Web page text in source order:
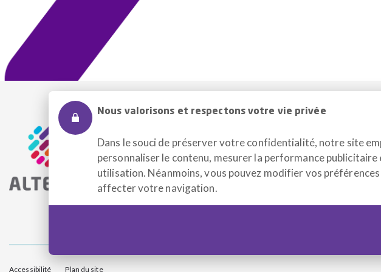
525, rue Dominion, Bureau 340
Montréal, Qc H3J 2B4
Entrée accessible et pour le transport adapté : 2290, rue
Accessibilité Plan du site
Nous valorisons et respectons votre vie privée
Dans le souci de préserver votre confidentialité, notre site
personnaliser le contenu, mesurer la performance
utilisation. Néanmoins, vous pouvez modifier vos
affecter votre navigation.